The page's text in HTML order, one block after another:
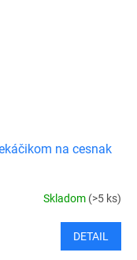
na cesnak
Skladom (>5 ks)
DETAIL